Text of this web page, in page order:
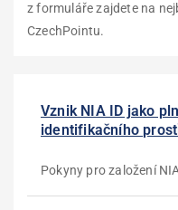
z formuláře zajdete na
CzechPointu.
Vznik NIA ID jako
identifikačního
Pokyny pro založení